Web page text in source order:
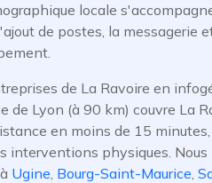
locale
de postes, la messagerie
de La Ravoire en
de Lyon (à 90 km) couvre La
en moins de 15
interventions physiques.
Ugine, Bourg-Saint-Maurice,